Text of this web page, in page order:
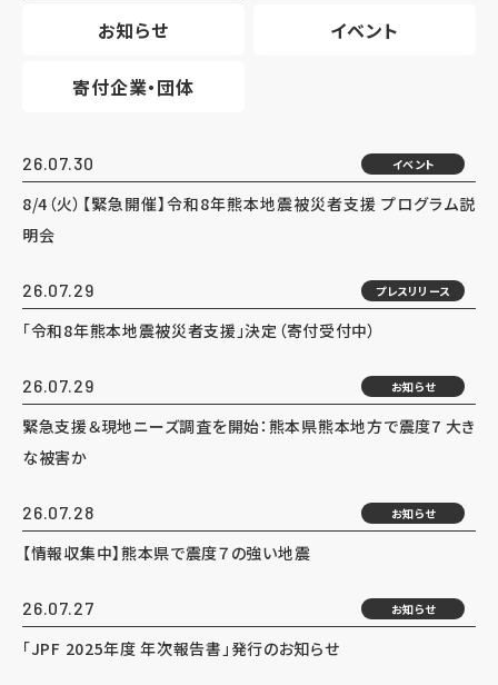
お知らせ イベント
寄付企業・団体
26.07.30 イベント
8/4（火）【緊急開催】令和8年熊本地震被災者支援 プログラム説
明会
26.07.29 プレスリリース
「令和8年熊本地震被災者支援」決定（寄付受付中）
26.07.29 お知らせ
緊急支援＆現地ニーズ調査を開始：熊本県熊本地方で震度7 大き
な被害か
26.07.28 お知らせ
【情報収集中】熊本県で震度７の強い地震
26.07.27 お知らせ
「JPF 2025年度 年次報告書」発行のお知らせ